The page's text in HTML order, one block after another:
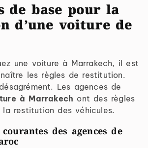
de base pour la
d’une voiture de
une voiture à Marrakech, il est
les règles de restitution.
Les agences de
à Marrakech ont des règles
la restitution des véhicules.
des agences de